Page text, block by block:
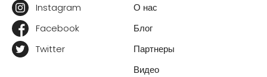
Instagram
Facebook
Twitter
О нас
Блог
Партнеры
Видео